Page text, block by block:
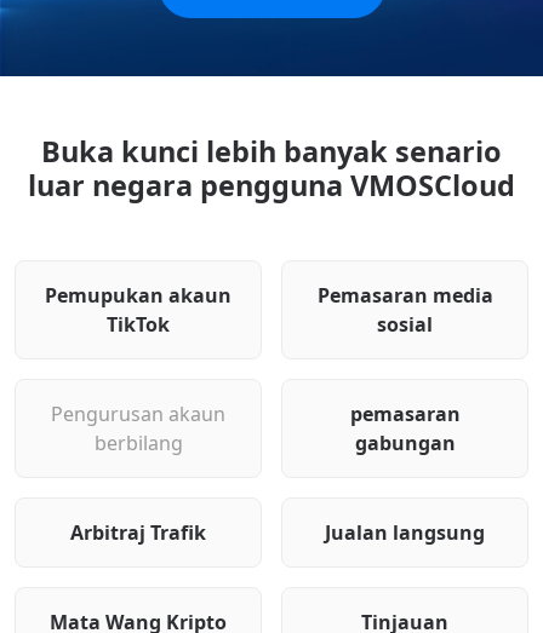
Buka kunci lebih banyak senario
luar negara pengguna VMOSCloud
Pemupukan akaun
TikTok
Pemasaran media
sosial
Pengurusan akaun
berbilang
pemasaran
gabungan
Arbitraj Trafik Jualan langsung
Mata Wang Kripto Tinjauan